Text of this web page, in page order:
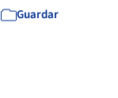
Guardar